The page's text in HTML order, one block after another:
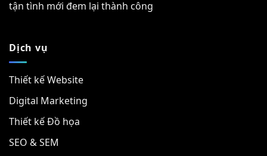
tận tình mới đem lại thành công
Dịch vụ
Thiết kế Website
Digital Marketing
Thiết kế Đồ họa
SEO & SEM